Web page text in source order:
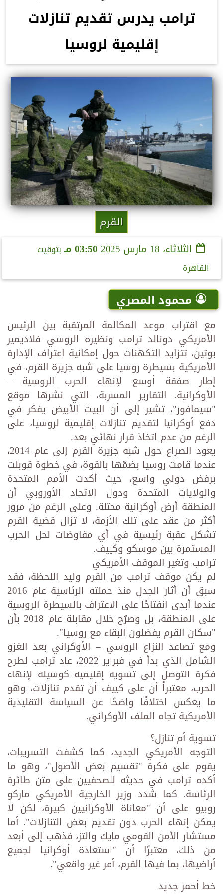
ترامب يدرس تقديم تنازلات
إقليمية لروسيا
القرم
الثلاثاء، 18 مارس 2025 03:50 مـ
بتوقيت
القاهرة
محمود المصري
مع اقتراب موعد المكالمة المرتقبة بين الرئيس
الأمريكي دونالد ترامب ونظيره الروسي فلاديمير
بوتين، تتزايد التكهنات حول إمكانية اعتراف الإدارة
الأمريكية بسيطرة روسيا على شبه جزيرة القرم، في
إطار صفقة أوسع لإنهاء الحرب الروسية –
الأوكرانية. التقارير المسربة، التي نشرها موقع
"سيمافور"، تشير إلى أن البيت الأبيض يفكر في
دفع أوكرانيا لتقديم تنازلات إقليمية لروسيا، على
الرغم من عدم اتخاذ قرار نهائي بعد.
يعود الصراع حول شبه جزيرة القرم إلى عام 2014،
عندما قامت روسيا بضمّها بالقوة، في خطوة قوبلت
برفض دولي واسع، حيث أكدت الأمم المتحدة
والولايات المتحدة ودول الاتحاد الأوروبي أن
المنطقة أرض أوكرانية محتلة. وعلى الرغم من مرور
أكثر من عقد على تلك الأزمة، لا تزال قضية القرم
تشكل عقبة رئيسية في أي مفاوضات لحل الحرب
المستمرة بين موسكو وكييف.
ترامب وتغير الموقف الأمريكي
لم يكن موقف ترامب من القرم وليد اللحظة، فقد
سبق أن أثار الجدل منذ حملته الرئاسية عام 2016
عندما أبدى انفتاحًا على الاعتراف بالسيطرة الروسية
على المنطقة، بل وصرّح خلال مقابلة عام 2018 بأن
"سكان القرم يفضلون البقاء مع روسيا".
ومع تصاعد النزاع الروسي – الأوكراني بعد الغزو
الشامل الذي بدأ في فبراير 2022، عاد ترامب لطرح
فكرة التوصل إلى تسوية إقليمية كوسيلة لإنهاء
الحرب، معتبراً أن على كييف أن تقدم تنازلات، وهو
ما يعكس اختلافًا واضحًا عن السياسة التقليدية
الأمريكية تجاه الملف الأوكراني.
تسوية أم تنازل؟
التوجه الأمريكي الجديد، كما كشفت التسريبات،
يقوم على فكرة "تقسيم بعض الأصول"، وهو ما
أكده ترامب في حديثه للصحفيين على متن طائرة
الرئاسة. كما شدد وزير الخارجية الأمريكي ماركو
روبيو على أن "معاناة الأوكرانيين كبيرة، لكن لا
يمكن إنهاء الحرب دون تقديم بعض التنازلات". أما
مستشار الأمن القومي مايك والتز، فذهب إلى أبعد
من ذلك، معتبرًا أن "استعادة أوكرانيا لجميع
أراضيها، بما فيها القرم، أمر غير واقعي".
خط أحمر جديد